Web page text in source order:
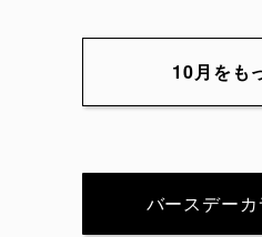
10月をも
10月7日 10月8
バースデー